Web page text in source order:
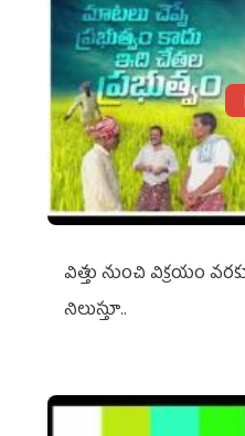
విత్తు నుంచి విక్రయం
నిలుస్తూ..